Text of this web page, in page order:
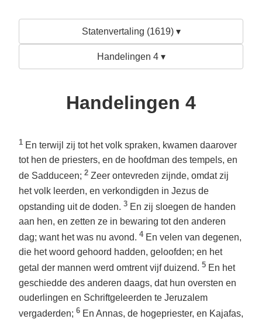
Statenvertaling (1619) ▾
Handelingen 4 ▾
Handelingen 4
1 En terwijl zij tot het volk spraken, kwamen daarover
tot hen de priesters, en de hoofdman des tempels, en
de Sadduceen; 2 Zeer ontevreden zijnde, omdat zij
het volk leerden, en verkondigden in Jezus de
opstanding uit de doden. 3 En zij sloegen de handen
aan hen, en zetten ze in bewaring tot den anderen
dag; want het was nu avond. 4 En velen van degenen,
die het woord gehoord hadden, geloofden; en het
getal der mannen werd omtrent vijf duizend. 5 En het
geschiedde des anderen daags, dat hun oversten en
ouderlingen en Schriftgeleerden te Jeruzalem
vergaderden; 6 En Annas, de hogepriester, en Kajafas,